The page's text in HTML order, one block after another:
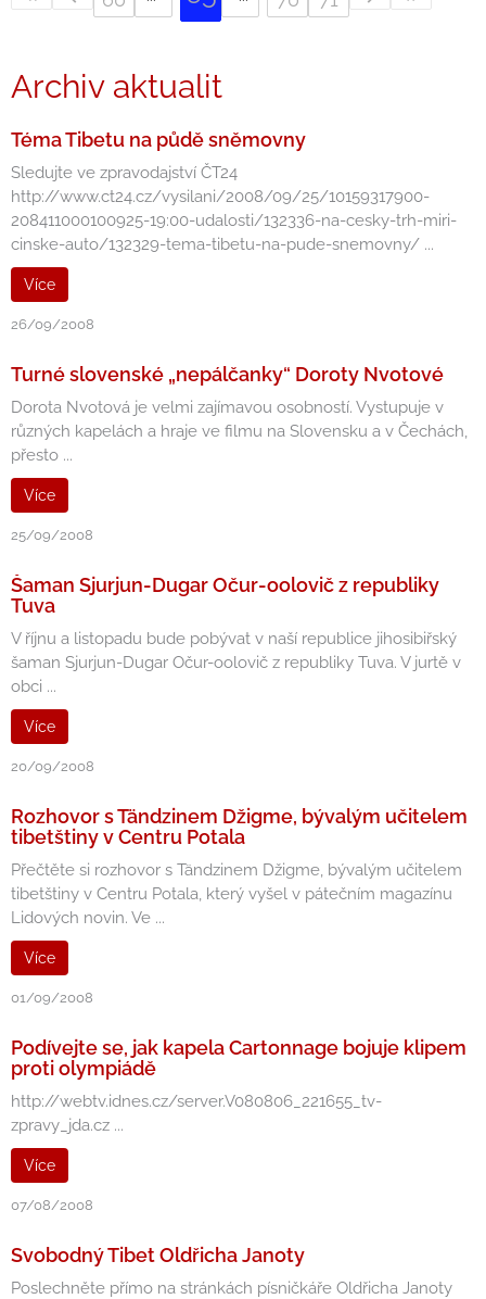
Archiv aktualit
Téma Tibetu na půdě sněmovny
Sledujte ve zpravodajství ČT24
http://www.ct24.cz/vysilani/2008/09/25/10159317900-
208411000100925-19:00-udalosti/132336-na-cesky-trh-miri-
cinske-auto/132329-tema-tibetu-na-pude-snemovny/ ...
Více
26/09/2008
Turné slovenské „nepálčanky“ Doroty Nvotové
Dorota Nvotová je velmi zajímavou osobností. Vystupuje v
různých kapelách a hraje ve filmu na Slovensku a v Čechách,
přesto ...
Více
25/09/2008
Šaman Sjurjun-Dugar Očur-oolovič z republiky
Tuva
V říjnu a listopadu bude pobývat v naší republice jihosibiřský
šaman Sjurjun-Dugar Očur-oolovič z republiky Tuva. V jurtě v
obci ...
Více
20/09/2008
Rozhovor s Tändzinem Džigme, bývalým učitelem
tibetštiny v Centru Potala
Přečtěte si rozhovor s Tändzinem Džigme, bývalým učitelem
tibetštiny v Centru Potala, který vyšel v pátečním magazínu
Lidových novin. Ve ...
Více
01/09/2008
Podívejte se, jak kapela Cartonnage bojuje klipem
proti olympiádě
http://webtv.idnes.cz/server.V080806_221655_tv-
zpravy_jda.cz ...
Více
07/08/2008
Svobodný Tibet Oldřicha Janoty
Poslechněte přímo na stránkách písničkáře Oldřicha Janoty